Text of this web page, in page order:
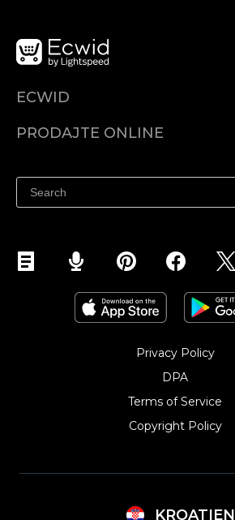
ECWID
PRODAJTE ONLINE
Privacy Policy
DPA
Terms of Service
Copyright Policy‎
KROATIEN